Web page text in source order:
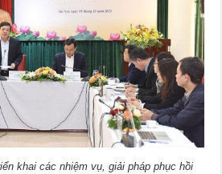
khai các nhiệm vụ, giải pháp phục hồi